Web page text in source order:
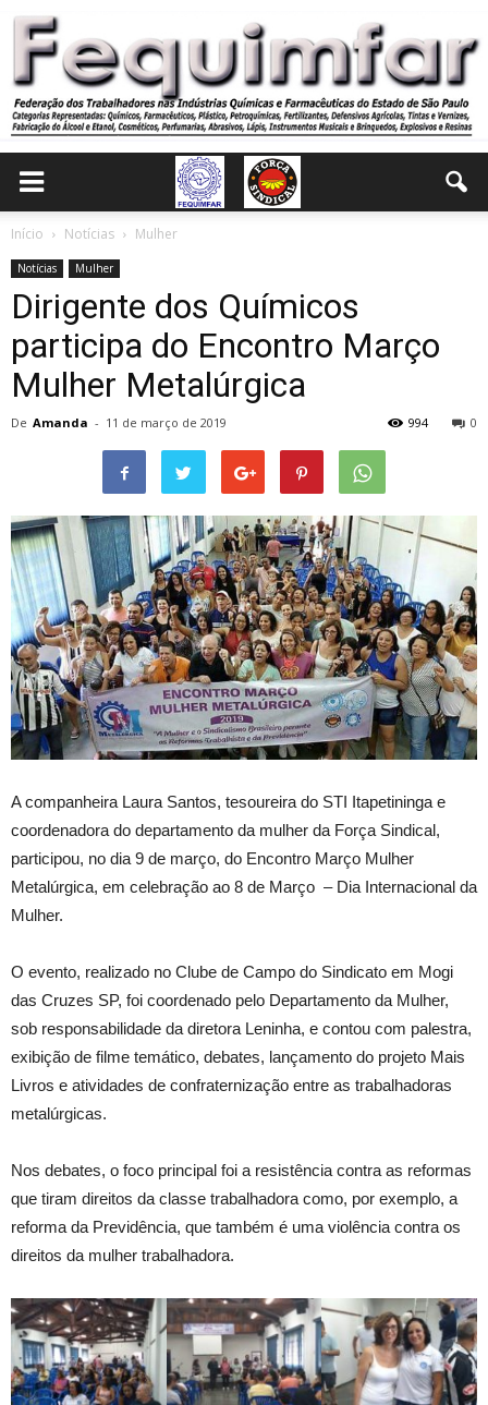
Início Notícias Mulher
Notícias Mulher
Dirigente dos Químicos
participa do Encontro Março
Mulher Metalúrgica
De Amanda - 11 de março de 2019 0
994
A companheira Laura Santos, tesoureira do STI Itapetininga e
coordenadora do departamento da mulher da Força Sindical,
participou, no dia 9 de março, do Encontro Março Mulher
Metalúrgica, em celebração ao 8 de Março – Dia Internacional da
Mulher.
O evento, realizado no Clube de Campo do Sindicato em Mogi
das Cruzes SP, foi coordenado pelo Departamento da Mulher,
sob responsabilidade da diretora Leninha, e contou com palestra,
exibição de filme temático, debates, lançamento do projeto Mais
Livros e atividades de confraternização entre as trabalhadoras
metalúrgicas.
Nos debates, o foco principal foi a resistência contra as reformas
que tiram direitos da classe trabalhadora como, por exemplo, a
reforma da Previdência, que também é uma violência contra os
direitos da mulher trabalhadora.